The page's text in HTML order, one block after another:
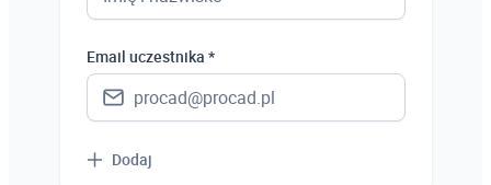
Email uczestnika *
Dodaj
Bezrobotny